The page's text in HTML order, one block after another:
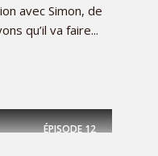
avec Simon, de
qu’il va faire...
ÉPISODE12